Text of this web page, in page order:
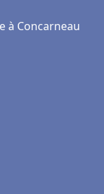
à Concarneau